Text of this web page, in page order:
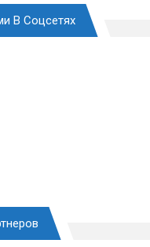
В Соцсетях